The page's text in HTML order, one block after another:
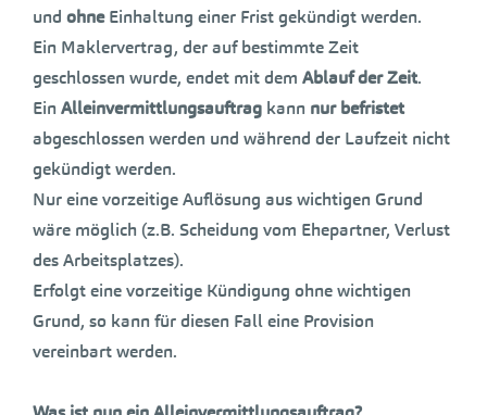
und ohneEinhaltung einer Frist gekündigt werden.
Ein Maklervertrag, der auf bestimmte Zeit
geschlossen wurde, endet mit dem Ablauf der Zeit.
Ein Alleinvermittlungsauftrag kann nur befristet
abgeschlossen werden und während der Laufzeit nicht
gekündigt werden.
Nur eine vorzeitige Auflösung aus wichtigen Grund
wäre möglich (z.B. Scheidung vom Ehepartner, Verlust
des Arbeitsplatzes).
Erfolgt eine vorzeitige Kündigung ohne wichtigen
Grund, so kann für diesen Fall eine Provision
vereinbart werden.